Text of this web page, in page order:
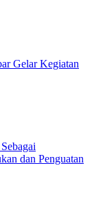
Gelar Kegiatan
dan Penguatan